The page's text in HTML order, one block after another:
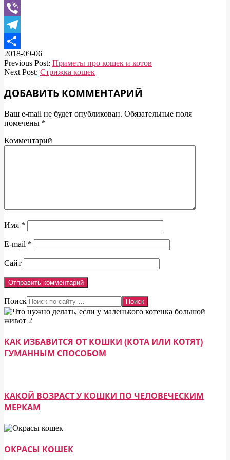
WhatsApp
Viber
Telegram
Отправить
2018-09-06
Previous Post: Приметы про кошек и котов
Next Post: Стрижка кошек
ДОБАВИТЬ КОММЕНТАРИЙ
Ваш e-mail не будет опубликован. Обязательные поля
помечены *
Комментарий
Имя *
E-mail *
Сайт
Поиск
КАК ИЗБАВИТСЯ ОТ КОШКИ (КОТА ИЛИ КОТЯТ)
ГУМАННЫМ СПОСОБОМ
КАКОЙ ВОЗРАСТ У КОШКИ ПО ЧЕЛОВЕЧЕСКИМ
МЕРКАМ
ОКРАСЫ КОШЕК